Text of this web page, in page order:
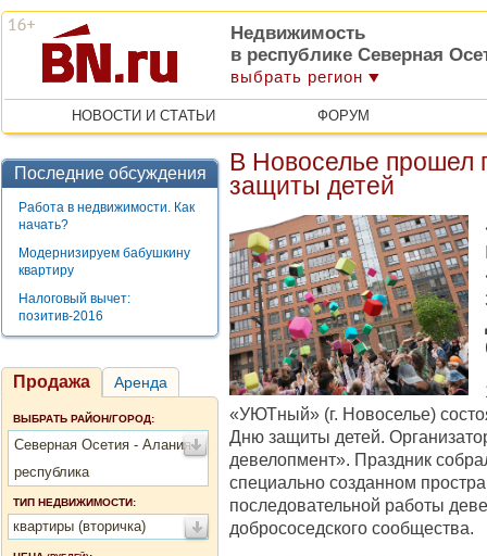
Недвижимость
в республике Северная
выбрать регион
НОВОСТИ И СТАТЬИ ФОРУМ
Последние обсуждения
Работа в недвижимости. Как
начать?
Модернизируем бабушкину
квартиру
Налоговый вычет:
позитив-2016
Продажа Аренда
ВЫБРАТЬ РАЙОН/ГОРОД:
Северная Осетия - Алания
республика
ТИП НЕДВИЖИМОСТИ:
квартиры (вторичка)
В Новоселье прошел
защиты детей
«УЮТный» (г. Новоселье)
Дню защиты детей.
девелопмент». Праздник
специально созданном
последовательной работы
добрососедского сообщества.